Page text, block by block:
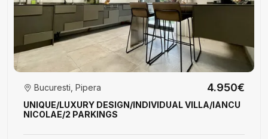
UNIQUE/LUXURY DESIGN/INDIVIDUAL VILLA/IANCU
NICOLAE/2 PARKINGS
Bucuresti, Pipera 4.950€